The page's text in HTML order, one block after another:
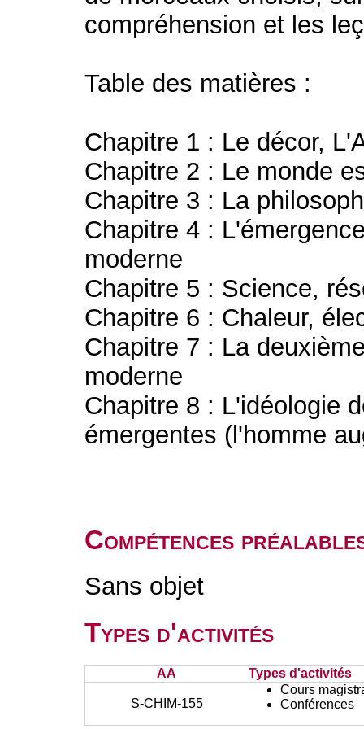
compréhension et les
Table des matières :
Chapitre 1 : Le décor,
Chapitre 2 : Le monde
Chapitre 3 : La
Chapitre 4 :
moderne
Chapitre 5 : Science,
Chapitre 6 : Chaleur,
Chapitre 7 : La
moderne
Chapitre 8 : L'idéologie
émergentes (l'homme
Compétences
Sans objet
Types d'activités
AA Types d'activités
S-CHIM-155
Cours
Conférences